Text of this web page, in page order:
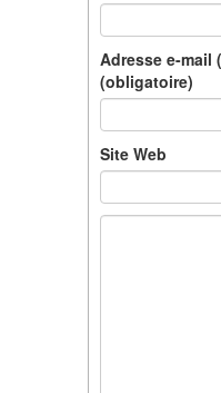
Adresse e-mail
(obligatoire)
Site Web